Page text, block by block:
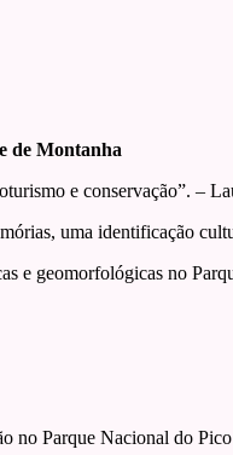
de Montanha
e conservação”. –
uma identificação
e geomorfológicas no
no Parque Nacional do